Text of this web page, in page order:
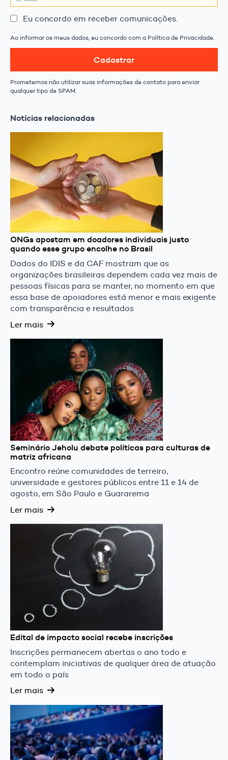
Eu concordo em receber comunicações.
Ao informar os meus dados, eu concordo com a Política de Privacidade.
Cadastrar
Prometemos não utilizar suas informações de contato para enviar
qualquer tipo de SPAM.
Notícias relacionadas
ONGs apostam em doadores individuais justo
quando esse grupo encolhe no Brasil
Dados do IDIS e da CAF mostram que as
organizações brasileiras dependem cada vez mais de
pessoas físicas para se manter, no momento em que
essa base de apoiadores está menor e mais exigente
com transparência e resultados
Ler mais
Seminário Jeholu debate políticas para culturas de
matriz africana
Encontro reúne comunidades de terreiro,
universidade e gestores públicos entre 11 e 14 de
agosto, em São Paulo e Guararema
Ler mais
Edital de impacto social recebe inscrições
Inscrições permanecem abertas o ano todo e
contemplam iniciativas de qualquer área de atuação
em todo o país
Ler mais